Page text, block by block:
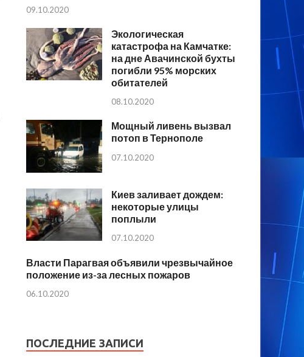
09.10.2020
Экологическая
катастрофа на Камчатке:
на дне Авачинской бухты
погибли 95% морских
обитателей
08.10.2020
Мощный ливень вызвал
потоп в Тернополе
07.10.2020
Киев заливает дождем:
некоторые улицы
поплыли
07.10.2020
Власти Парагвая объявили чрезвычайное
положение из-за лесных пожаров
06.10.2020
ПОСЛЕДНИЕ ЗАПИСИ